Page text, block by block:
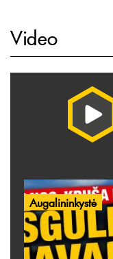
Video
Augalininkystė